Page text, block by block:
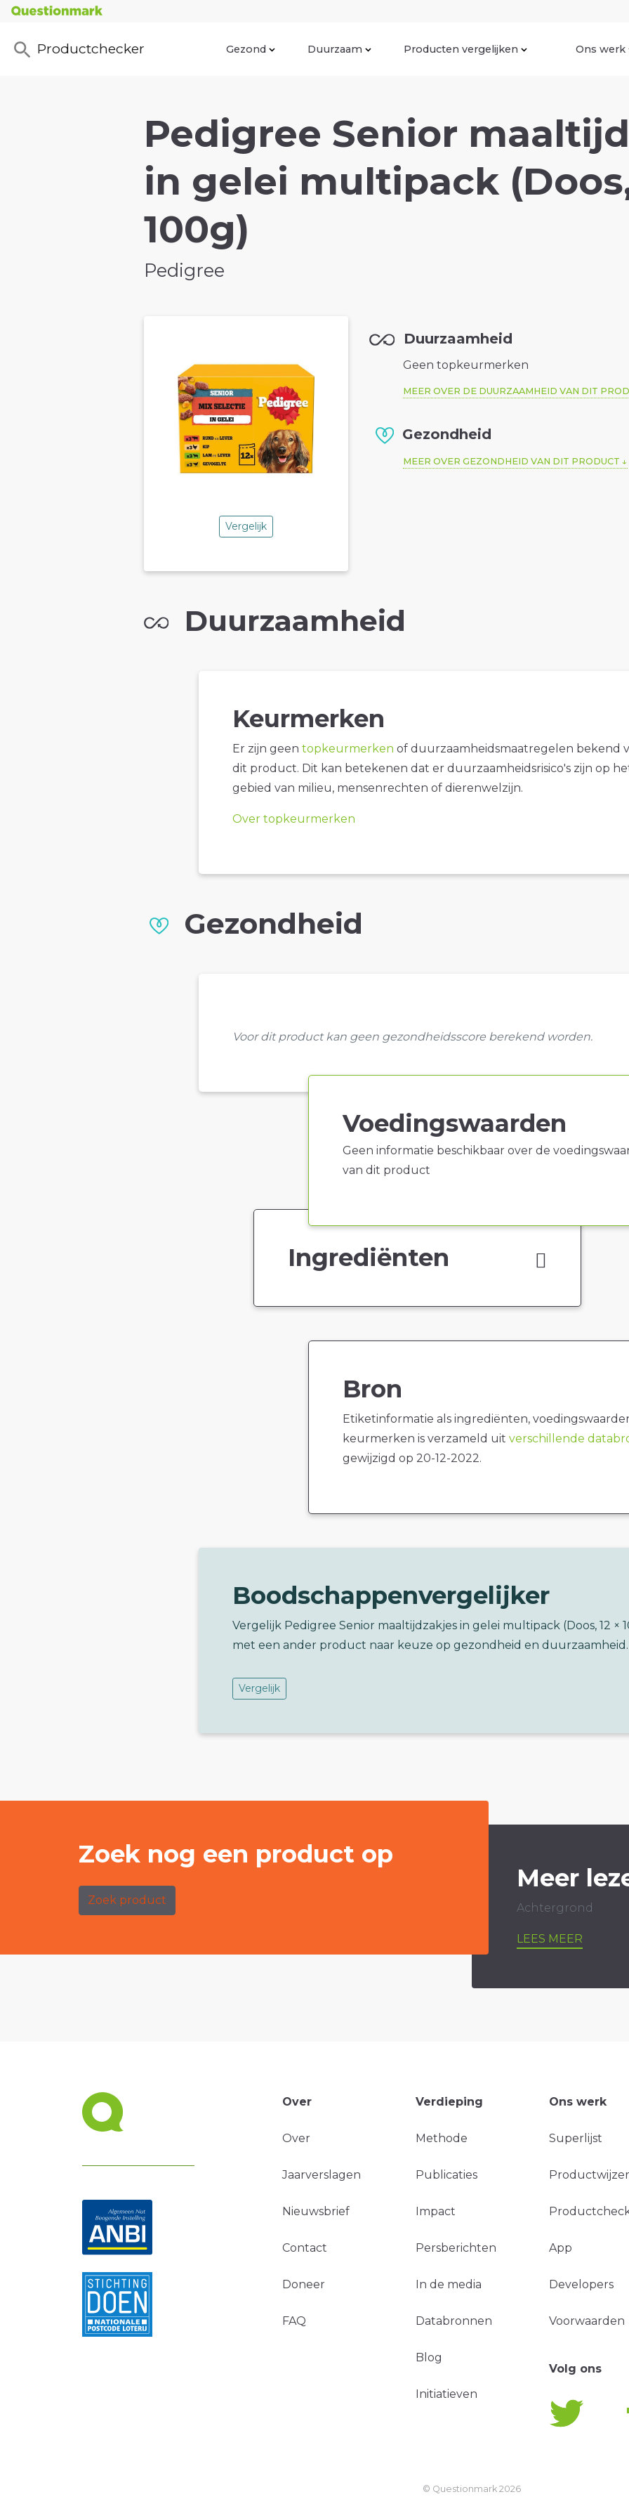
Productchecker Gezond Duurzaam Producten vergelijken Ons werk
Pedigree Senior
in gelei multipack (Doos,
100g)
Pedigree
Vergelijk
Duurzaamheid
Geen topkeurmerken
MEER OVER DE DUURZAAMHEID VAN DIT
Gezondheid
MEER OVER GEZONDHEID VAN DIT PRODUCT
Duurzaamheid
Keurmerken
Er zijn geen topkeurmerken of duurzaamheidsmaatregelen bekend
dit product. Dit kan betekenen dat er duurzaamheidsrisico's zijn op
gebied van milieu, mensenrechten of dierenwelzijn.
Over topkeurmerken
Gezondheid
Voor dit product kan geen gezondheidsscore berekend worden.
Voedingswaarden
Geen informatie beschikbaar over de
van dit product
Ingrediënten
Bron
Etiketinformatie als ingrediënten,
keurmerken is verzameld uit verschillende
gewijzigd op 20-12-2022.
Boodschappenvergelijker
Vergelijk Pedigree Senior maaltijdzakjes in gelei multipack (Doos, 12 ×
met een ander product naar keuze op gezondheid en duurzaamheid.
Vergelijk
Zoek nog een product op
Zoek product
Meer
Achtergrond
LEES MEER
Over
Over
Jaarverslagen
Nieuwsbrief
Contact
Doneer
FAQ
Verdieping
Methode
Publicaties
Impact
Persberichten
In de media
Databronnen
Blog
Initiatieven
Ons werk
Superlijst
App
Developers
Voorwaarden
Volg ons
© Questionmark 2026